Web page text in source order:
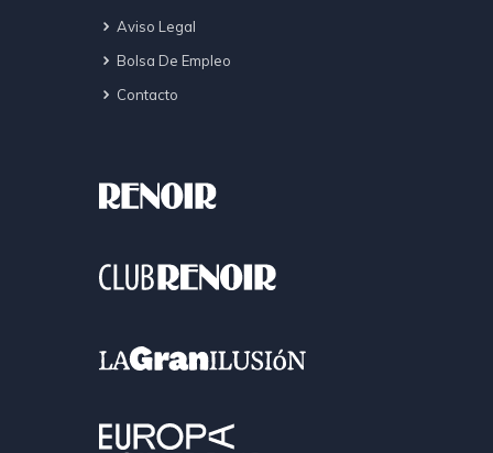
Aviso Legal
Bolsa De Empleo
Contacto